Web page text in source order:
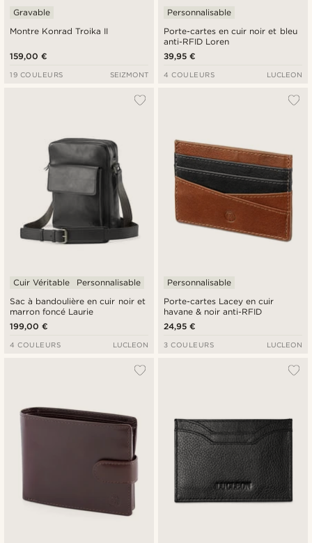
Montre Konrad Troika II
Gravable
159,00 €
19 COULEURS SEIZMONT
Porte-cartes en cuir noir et bleu
anti-RFID Loren
Personnalisable
39,95 €
4 COULEURS LUCLEON
Sac à bandoulière en cuir noir et
marron foncé Laurie
Cuir Véritable Personnalisable
199,00 €
4 COULEURS LUCLEON
Porte-cartes Lacey en cuir
havane & noir anti-RFID
Personnalisable
24,95 €
3 COULEURS LUCLEON